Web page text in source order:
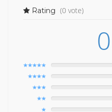
Rating (0 vote)